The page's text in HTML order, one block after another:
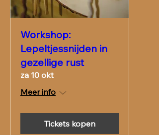
Workshop:
Lepeltjessnijden in
gezellige rust
za 10 okt
Meer info
Tickets kopen